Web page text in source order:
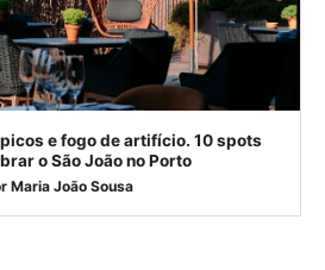
e fogo de artifício. 10 spots
o São João no Porto
Maria João Sousa